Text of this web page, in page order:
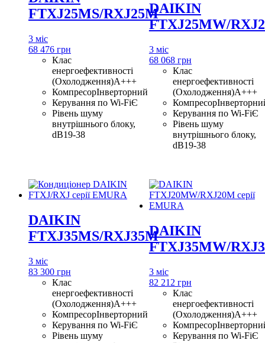
FTXJ25MS/RXJ25M
3 міс
68 476 грн
Клас
енергоефективності
(Охолодження)A+++
КомпресорІнверторний
Керування по Wi-FiЄ
Рівень шуму
внутрішнього блоку,
dB19-38
DAIKIN
FTXJ25MW/
3 міс
68 068 грн
Клас
енергоефективності
(Охолодження)A+++
Компресор
Керування по Wi-FiЄ
Рівень шуму
внутрішнього блоку,
dB19-38
DAIKIN
FTXJ35MS/RXJ35M
3 міс
83 300 грн
Клас
енергоефективності
(Охолодження)A+++
КомпресорІнверторний
Керування по Wi-FiЄ
Рівень шуму
DAIKIN
FTXJ35MW/
3 міс
82 212 грн
Клас
енергоефективності
(Охолодження)A+++
Компресор
Керування по Wi-FiЄ